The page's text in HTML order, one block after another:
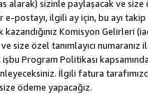
alarak) sizinle paylaşacak ve
postayı, ilgili ay için, bu ayı
kazandığınız Komisyon Gelirleri
size özel tanımlayıcı
işbu Program Politikası
İlgili fatura
ödeme yapacağız.